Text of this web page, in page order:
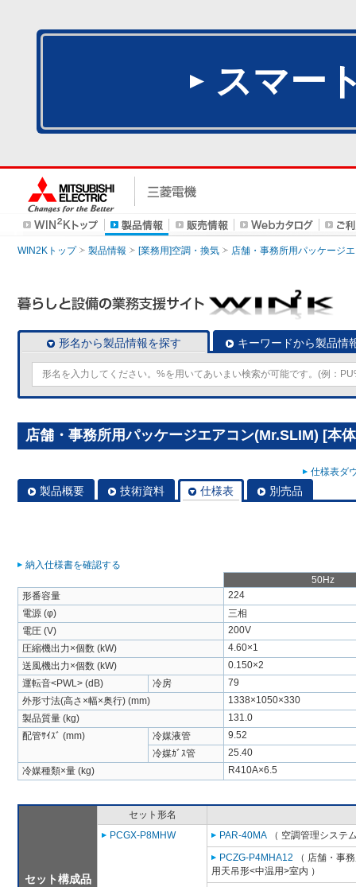
スマー
WIN2Kトップ 製品情報 [業務用]空調・換気 店舗・事務所用パッケージ
形名から製品情報を探す キーワードから製品情
店舗・事務所用パッケージエアコン(Mr.SLIM) [本
仕様表ダ
製品概要 技術資料 仕様表 別売品
納入仕様書を確認する
50Hz
形番容量
224
電源 (φ)
三相
電圧 (V)
200V
圧縮機出力×個数 (kW)
4.60×1
送風機出力×個数 (kW)
0.150×2
運転音<PWL> (dB)
冷房
79
外形寸法(高さ×幅×奥行) (mm)
1338×1050×330
製品質量 (kg)
131.0
配管ｻｲｽﾞ (mm)
冷媒液管
9.52
冷媒ｶﾞｽ管
25.40
冷媒種類×量 (kg)
R410A×6.5
セット構成品
セット形名
PCGX-P8MHW
PAR-40MA （ 空調管理システ
PCZG-P4MHA12 （ 店舗・事
用天吊形<中温用>室内 ）